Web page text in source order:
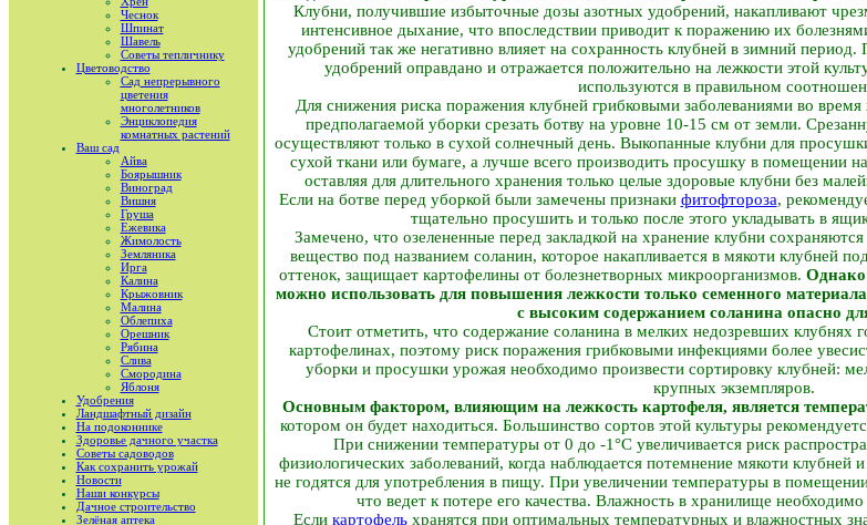
Чеснок
Шпинат
Шавель
Советы тепличнику
Цветоводство
Сад непрерывного
цветения
многолетников
Энциклопедия
комнатных растений
Ваш сад
Айва
Боярышник
Виноград
Вишня
Груша
Ежевика
Жимолость
Земляника
Ирга
Калина
Крыжовник
Малина
Облепиха
Орешник
Рябина
Слива
Смородина
Яблоня
Удобрения
Ландшафтный дизайн
На подоконнике
Здоровье дачного участка
Советы садоводов
Как сохранить урожай
Новости
Наши конкурсы
Дачное строительство
Зелёная аптека
Клубни, получившие избыточные дозы азотных удобрений, накапливают
интенсивное дыхание, что впоследствии приводит к поражению их
удобрений так же негативно влияет на сохранность клубней в зимний
удобрений оправдано и отражается положительно на лежкости этой
используются в правильном
Для снижения риска поражения клубней грибковыми заболеваниями во
предполагаемой уборки срезать ботву на уровне 10-15 см от земли.
осуществляют только в сухой солнечный день. Выкопанные клубни для
сухой ткани или бумаге, а лучше всего производить просушку в помещении
оставляя для длительного хранения только целые здоровые клубни без
Если на ботве перед уборкой были замечены признаки фитофтороза,
тщательно просушить и только после этого укладывать в
Замечено, что озелененные перед закладкой на хранение клубни
вещество под названием соланин, которое накапливается в мякоти клубней
оттенок, защищает картофелины от болезнетворных микроорганизмов. Однако
можно использовать для повышения лежкости только семенного
с высоким содержанием соланина опасно
Стоит отметить, что содержание соланина в мелких недозревших
картофелинах, поэтому риск поражения грибковыми инфекциями более
уборки и просушки урожая необходимо произвести сортировку клубней:
крупных экземпляров.
Основным фактором, влияющим на лежкость картофеля, является
котором он будет находиться. Большинство сортов этой культуры
При снижении температуры от 0 до -1°С увеличивается риск
физиологических заболеваний, когда наблюдается потемнение мякоти клубней
не годятся для употребления в пищу. При увеличении температуры в
что ведет к потере его качества. Влажность в хранилище
Если картофельхранятся при оптимальных температурных и влажностных